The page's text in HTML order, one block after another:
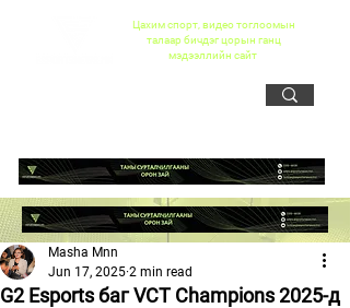
Цахим спорт, видео тоглоомын
талаар бичдэг цорын ганц
мэдээллийн сайт
G2 Esports баг VCT Champions 2025-д
Masha Mnn
Jun 17, 2025 2 min read